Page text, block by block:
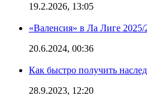
19.2.2026, 13:05
«Валенсия» в Ла Лиге
20.6.2024, 00:36
Как быстро получить
28.9.2023, 12:20